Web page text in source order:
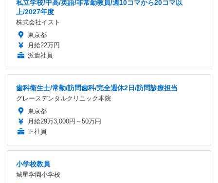
私立学校/中高/英語/非常勤教員/週10コマから20コマ以
上/2027年度
株式会社イスト
東京都
月給22万円
派遣社員
歯科衛生士/常勤/訪問歯科/完全週休2日/訪問診療担当
グレースデンタルクリニック本院
東京都
月給29万3,000円～50万円
正社員
小学校教員
城星学園小学校